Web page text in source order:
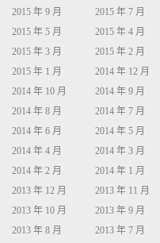
2015 年 9 月
2015 年 7 月
2015 年 5 月
2015 年 4 月
2015 年 3 月
2015 年 2 月
2015 年 1 月
2014 年 12 月
2014 年 10 月
2014 年 9 月
2014 年 8 月
2014 年 7 月
2014 年 6 月
2014 年 5 月
2014 年 4 月
2014 年 3 月
2014 年 2 月
2014 年 1 月
2013 年 12 月
2013 年 11 月
2013 年 10 月
2013 年 9 月
2013 年 8 月
2013 年 7 月